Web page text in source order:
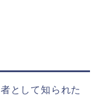
として知られた